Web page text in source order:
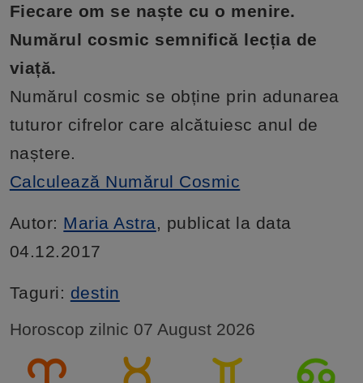
Fiecare om se naște cu o menire.
Numărul cosmic semnifică lecția de
viață.
Numărul cosmic se obține prin adunarea
tuturor cifrelor care alcătuiesc anul de
naștere.
Calculează Numărul Cosmic
Autor: Maria Astra, publicat la data
04.12.2017
Taguri: destin
Horoscop zilnic 07 August 2026